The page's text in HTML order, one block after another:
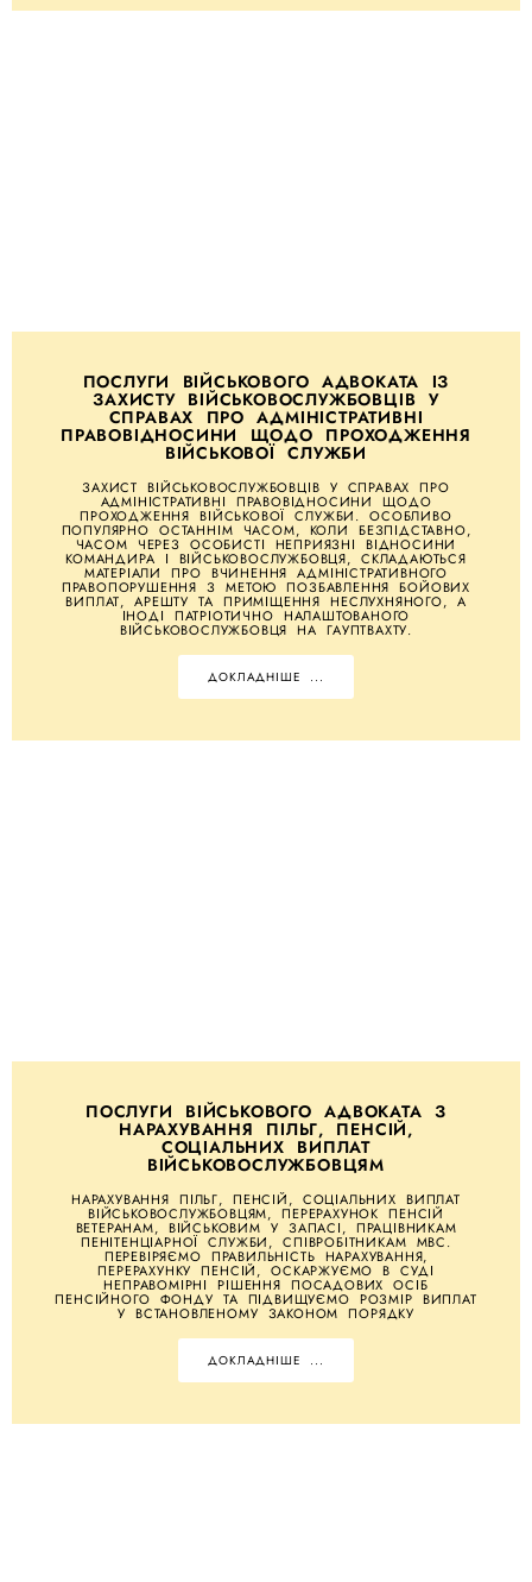
ПОСЛУГИ ВІЙСЬКОВОГО АДВОКАТА ІЗ
ЗАХИСТУ ВІЙСЬКОВОСЛУЖБОВЦІВ У
СПРАВАХ ПРО АДМІНІСТРАТИВНІ
ПРАВОВІДНОСИНИ ЩОДО ПРОХОДЖЕННЯ
ВІЙСЬКОВОЇ СЛУЖБИ
ЗАХИСТ ВІЙСЬКОВОСЛУЖБОВЦІВ У СПРАВАХ ПРО
АДМІНІСТРАТИВНІ ПРАВОВІДНОСИНИ ЩОДО
ПРОХОДЖЕННЯ ВІЙСЬКОВОЇ СЛУЖБИ. ОСОБЛИВО
ПОПУЛЯРНО ОСТАННІМ ЧАСОМ, КОЛИ БЕЗПІДСТАВНО,
ЧАСОМ ЧЕРЕЗ ОСОБИСТІ НЕПРИЯЗНІ ВІДНОСИНИ
КОМАНДИРА І ВІЙСЬКОВОСЛУЖБОВЦЯ, СКЛАДАЮТЬСЯ
МАТЕРІАЛИ ПРО ВЧИНЕННЯ АДМІНІСТРАТИВНОГО
ПРАВОПОРУШЕННЯ З МЕТОЮ ПОЗБАВЛЕННЯ БОЙОВИХ
ВИПЛАТ, АРЕШТУ ТА ПРИМІЩЕННЯ НЕСЛУХНЯНОГО, А
ІНОДІ ПАТРІОТИЧНО НАЛАШТОВАНОГО
ВІЙСЬКОВОСЛУЖБОВЦЯ НА ГАУПТВАХТУ.
ДОКЛАДНІШЕ ...
ПОСЛУГИ ВІЙСЬКОВОГО АДВОКАТА З
НАРАХУВАННЯ ПІЛЬГ, ПЕНСІЙ,
СОЦІАЛЬНИХ ВИПЛАТ
ВІЙСЬКОВОСЛУЖБОВЦЯМ
НАРАХУВАННЯ ПІЛЬГ, ПЕНСІЙ, СОЦІАЛЬНИХ ВИПЛАТ
ВІЙСЬКОВОСЛУЖБОВЦЯМ, ПЕРЕРАХУНОК ПЕНСІЙ
ВЕТЕРАНАМ, ВІЙСЬКОВИМ У ЗАПАСІ, ПРАЦІВНИКАМ
ПЕНІТЕНЦІАРНОЇ СЛУЖБИ, СПІВРОБІТНИКАМ МВС.
ПЕРЕВІРЯЄМО ПРАВИЛЬНІСТЬ НАРАХУВАННЯ,
ПЕРЕРАХУНКУ ПЕНСІЙ, ОСКАРЖУЄМО В СУДІ
НЕПРАВОМІРНІ РІШЕННЯ ПОСАДОВИХ ОСІБ
ПЕНСІЙНОГО ФОНДУ ТА ПІДВИЩУЄМО РОЗМІР ВИПЛАТ
У ВСТАНОВЛЕНОМУ ЗАКОНОМ ПОРЯДКУ
ДОКЛАДНІШЕ ...